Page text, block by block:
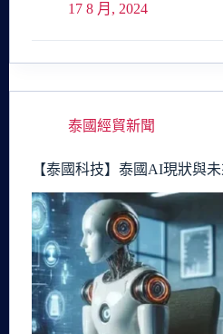
17 8 月, 2024
泰國經貿新聞
【泰國科技】泰國AI現狀與